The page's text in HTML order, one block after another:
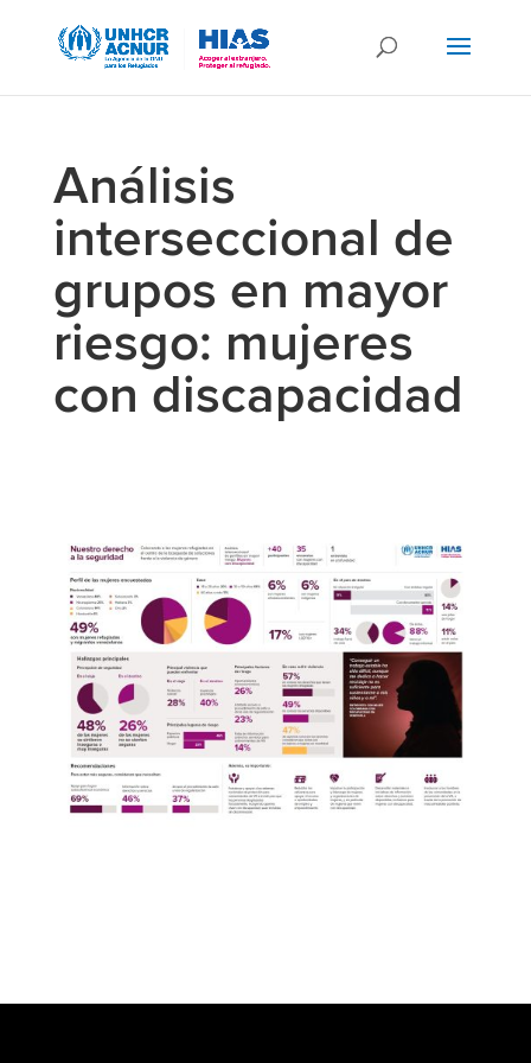
Análisis
interseccional de
grupos en mayor
riesgo: mujeres
con discapacidad